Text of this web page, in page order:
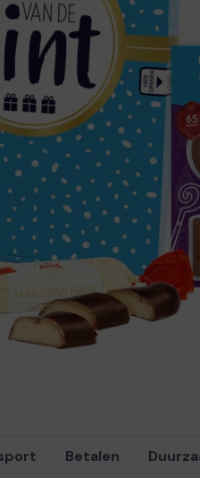
Betalen